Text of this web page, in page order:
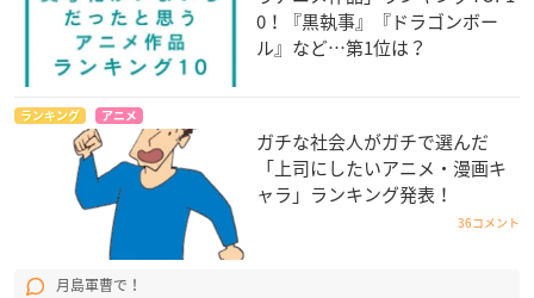
0！『黒執事』『ドラゴンボー
ル』など…第1位は？
ランキング アニメ
ガチな社会人がガチで選んだ
「上司にしたいアニメ・漫画キ
ャラ」ランキング発表！
36コメント
月島軍曹で！